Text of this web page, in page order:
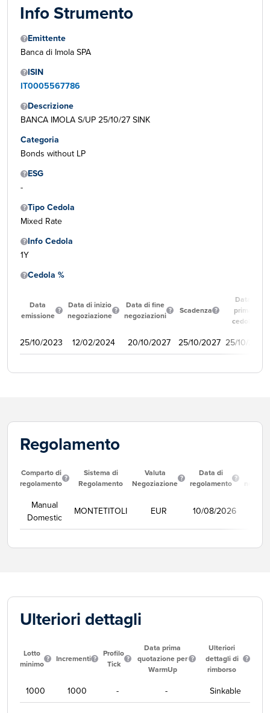
Info Strumento
Emittente
Banca di Imola SPA
ISIN
IT0005567786
Descrizione
BANCA IMOLA S/UP 25/10/27 SINK
Categoria
Bonds without LP
ESG
-
Tipo Cedola
Mixed Rate
Info Cedola
1Y
Cedola %
Data
emissione
Data di inizio
negoziazione
Data di fine
negoziazioni
Scadenza
Data
prima
cedola
25/10/2023 12/02/2024 20/10/2027 25/10/2027 25/10/2024
Regolamento
Comparto di
regolamento
Sistema di
Regolamento
Valuta
Negoziazione
Data di
regolamento
Manual
Domestic
MONTETITOLI EUR 10/08/2026
Ulteriori dettagli
Lotto
minimo
Incrementi
Profilo
Tick
Data prima
quotazione per
WarmUp
Ulteriori
dettagli di
rimborso
1000 1000 - - Sinkable